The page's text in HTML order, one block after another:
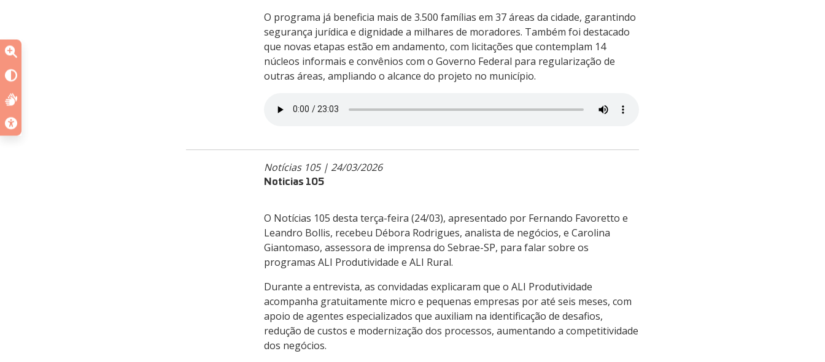
O programa já beneficia mais de 3.500 famílias em 37 áreas da cidade, garantindo
segurança jurídica e dignidade a milhares de moradores. Também foi destacado
que novas etapas estão em andamento, com licitações que contemplam 14
núcleos informais e convênios com o Governo Federal para regularização de
outras áreas, ampliando o alcance do projeto no município.
Notícias 105 | 24/03/2026
Noticias 105
O Notícias 105 desta terça-feira (24/03), apresentado por Fernando Favoretto e
Leandro Bollis, recebeu Débora Rodrigues, analista de negócios, e Carolina
Giantomaso, assessora de imprensa do Sebrae-SP, para falar sobre os
programas ALI Produtividade e ALI Rural.
Durante a entrevista, as convidadas explicaram que o ALI Produtividade
acompanha gratuitamente micro e pequenas empresas por até seis meses, com
apoio de agentes especializados que auxiliam na identificação de desafios,
redução de custos e modernização dos processos, aumentando a competitividade
dos negócios.